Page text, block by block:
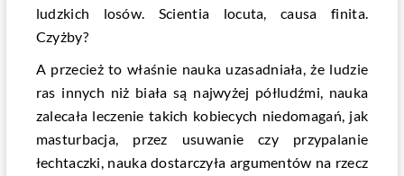
ludzkich losów. Scientia locuta, causa finita.
Czyżby?
A przecież to właśnie nauka uzasadniała, że ludzie
ras innych niż biała są najwyżej półludźmi, nauka
zalecała leczenie takich kobiecych niedomagań, jak
masturbacja, przez usuwanie czy przypalanie
łechtaczki, nauka dostarczyła argumentów na rzecz